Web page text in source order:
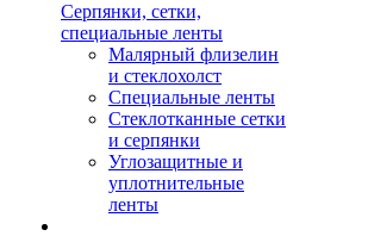
Серпянки, сетки,
специальные ленты
Малярный флизелин
и стеклохолст
Специальные ленты
Стеклотканные сетки
и серпянки
Углозащитные и
уплотнительные
ленты